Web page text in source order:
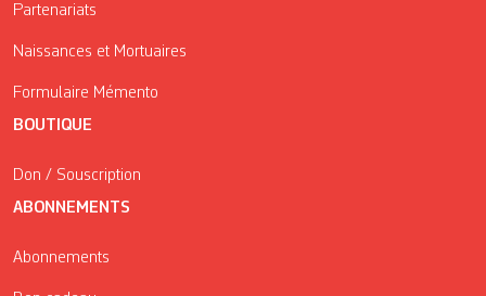
Partenariats
Naissances et Mortuaires
Formulaire Mémento
BOUTIQUE
Don / Souscription
ABONNEMENTS
Abonnements